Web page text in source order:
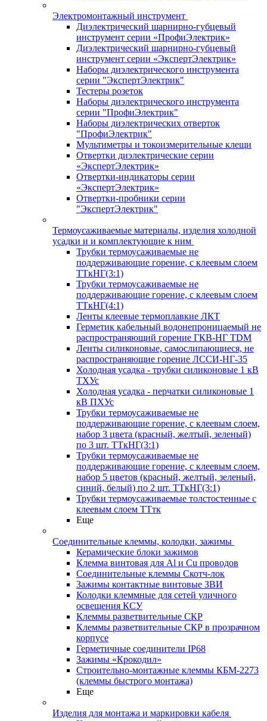
Электромонтажный инструмент
Диэлектрический шарнирно-губцевый
инструмент серии «ПрофиЭлектрик»
Диэлектрический шарнирно-губцевый
инструмент серии «ЭкспертЭлектрик»
Наборы диэлектрического инструмента
серии "ЭкспертЭлектрик"
Тестеры розеток
Наборы диэлектрического инструмента
серии "ПрофиЭлектрик"
Наборы диэлектрических отверток
"ПрофиЭлектрик"
Мультиметры и токоизмерительные клещи
Отвертки диэлектрические серии
«ЭкспертЭлектрик»
Отвертки-индикаторы серии
«ЭкспертЭлектрик»
Отвертки-пробники серии
"ЭкспертЭлектрик"
Термоусаживаемые материалы, изделия холодной
усадки и и комплектующие к ним
Трубки термоусаживаемые не
поддерживающие горение, с клеевым слоем
ТТкНГ(3:1)
Трубки термоусаживаемые не
поддерживающие горение, с клеевым слоем
ТТкНГ(4:1)
Ленты клеевые термоплавкие ЛКТ
Герметик кабельный водонепроницаемый не
распространяющий горение ГКВ-НГ TDM
Ленты силиконовые, самослипающиеся, не
распространяющие горение ЛССИ-НГ-35
Холодная усадка - трубки силиконовые 1 кВ
ТХУс
Холодная усадка - перчатки силиконовые 1
кВ ПХУс
Трубки термоусаживаемые не
поддерживающие горение, с клеевым слоем,
набор 3 цвета (красный, желтый, зеленый)
по 3 шт. ТТкНГ(3:1)
Трубки термоусаживаемые не
поддерживающие горение, с клеевым слоем,
набор 5 цветов (красный, желтый, зеленый,
синий, белый) по 2 шт. ТТкНГ(3:1)
Трубки термоусаживаемые толстостенные с
клеевым слоем ТТтк
Еще
Соединительные клеммы, колодки, зажимы
Керамические блоки зажимов
Клемма винтовая для Al и Cu проводов
Соединительные клеммы Скотч-лок
Зажимы контактные винтовые ЗВИ
Колодки клеммные для сетей уличного
освещения КСУ
Клеммы разветвительные СКР
Клеммы разветвительные СКР в прозрачном
корпусе
Герметичные соединители IP68
Зажимы «Крокодил»
Строительно-монтажные клеммы КБМ-2273
(клеммы быстрого монтажа)
Еще
Изделия для монтажа и маркировки кабеля